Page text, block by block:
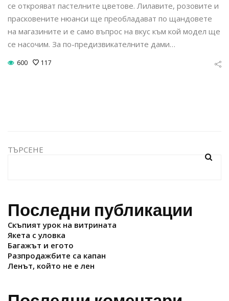
се открояват пастелните цветове. Лилавите, розовите и
прасковените нюанси ще преобладават по щандовете
на магазините и е само въпрос на вкус към кой модел ще
се насочим. За по-предизвикателните дами…
600 117
ТЪРСЕНЕ
Последни публикации
Скъпият урок на витрината
Якета с уловка
Багажът и егото
Разпродажбите са капан
Ленът, който не е лен